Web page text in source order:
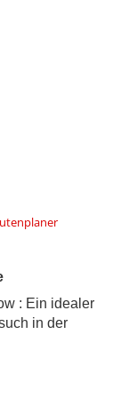
: Ein idealer
in der